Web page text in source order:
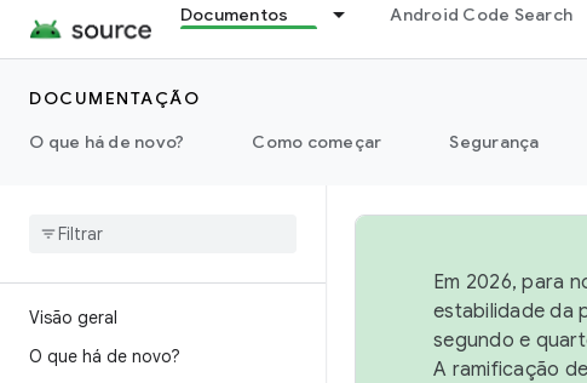
Documentos Android Code Search
DOCUMENTAÇÃO
O que há de novo?
Como começar Segurança
Visão geral
O que há de novo?
Em 2026, para
estabilidade da
segundo e
A ramificação